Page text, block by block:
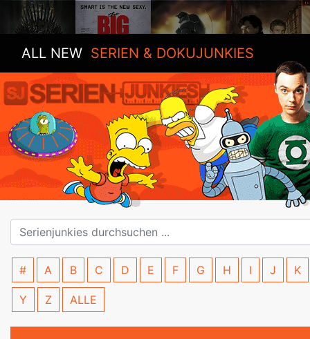
ALL NEW SERIEN & DOKUJUNKIES
# A B C D E F G H I J K
Y Z ALLE